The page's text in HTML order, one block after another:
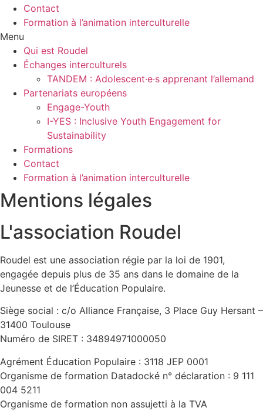
Contact
Formation à l’animation interculturelle
Menu
Qui est Roudel
Échanges interculturels
TANDEM : Adolescent·e·s apprenant l’allemand
Partenariats européens
Engage-Youth
I-YES : Inclusive Youth Engagement for
Sustainability
Formations
Contact
Formation à l’animation interculturelle
Mentions légales
L'association Roudel
Roudel est une association régie par la loi de 1901,
engagée depuis plus de 35 ans dans le domaine de la
Jeunesse et de l’Éducation Populaire.
Siège social : c/o Alliance Française, 3 Place Guy Hersant –
31400 Toulouse
Numéro de SIRET : 34894971000050
Agrément Éducation Populaire : 3118 JEP 0001
Organisme de formation Datadocké n° déclaration : 9 111
004 5211
Organisme de formation non assujetti à la TVA